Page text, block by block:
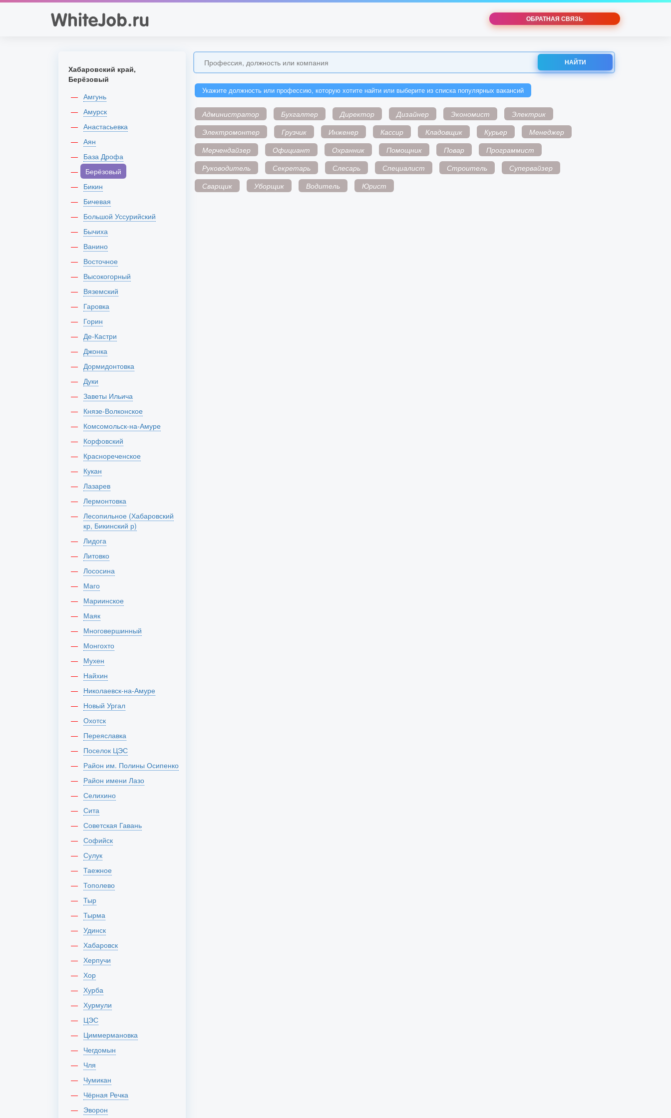
ОБРАТНАЯ СВЯЗЬ
НАЙТИ
Укажите должность или профессию, которую хотите найти или выберите из списка популярных вакансий
Администратор Бухгалтер Директор Дизайнер Экономист
Электрик
Электромонтер
Грузчик Инженер Кассир Кладовщик Курьер
Менеджер
Мерчендайзер
Официант Охранник Помощник Повар
Программист
Руководитель
Секретарь Слесарь Специалист Строитель
Супервайзер
Сварщик
Уборщик Водитель Юрист
Хабаровский край,
Берёзовый
Амгунь
Амурск
Анастасьевка
Аян
База Дрофа
Берёзовый
Бикин
Бичевая
Большой Уссурийский
Бычиха
Ванино
Восточное
Высокогорный
Вяземский
Гаровка
Горин
Де-Кастри
Джонка
Дормидонтовка
Дуки
Заветы Ильича
Князе-Волконское
Комсомольск-на-Амуре
Корфовский
Краснореченское
Кукан
Лазарев
Лермонтовка
Лесопильное (Хабаровский
кр, Бикинский р)
Лидога
Литовко
Лососина
Маго
Мариинское
Маяк
Многовершинный
Монгохто
Мухен
Найхин
Николаевск-на-Амуре
Новый Ургал
Охотск
Переяславка
Поселок ЦЭС
Район им. Полины Осипенко
Район имени Лазо
Селихино
Сита
Советская Гавань
Софийск
Сулук
Таежное
Тополево
Тыр
Тырма
Удинск
Хабаровск
Херпучи
Хор
Хурба
Хурмули
ЦЭС
Циммермановка
Чегдомын
Чля
Чумикан
Чёрная Речка
Эворон